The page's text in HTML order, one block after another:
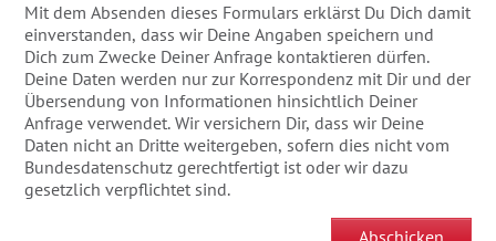
Mit dem Absenden dieses Formulars erklärst Du Dich damit
einverstanden, dass wir Deine Angaben speichern und
Dich zum Zwecke Deiner Anfrage kontaktieren dürfen.
Deine Daten werden nur zur Korrespondenz mit Dir und der
Übersendung von Informationen hinsichtlich Deiner
Anfrage verwendet. Wir versichern Dir, dass wir Deine
Daten nicht an Dritte weitergeben, sofern dies nicht vom
Bundesdatenschutz gerechtfertigt ist oder wir dazu
gesetzlich verpflichtet sind.